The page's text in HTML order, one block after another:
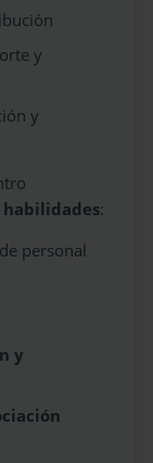
y
y
:
de personal
y